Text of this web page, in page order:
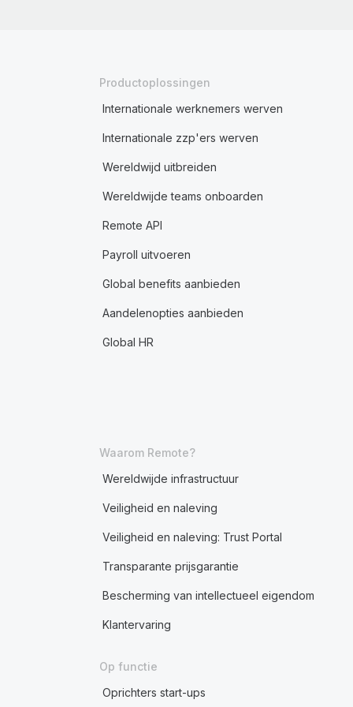
Productoplossingen
Internationale werknemers werven
Internationale zzp'ers werven
Wereldwijd uitbreiden
Wereldwijde teams onboarden
Remote API
Payroll uitvoeren
Global benefits aanbieden
Aandelenopties aanbieden
Global HR
Waarom Remote?
Wereldwijde infrastructuur
Veiligheid en naleving
Veiligheid en naleving: Trust Portal
Transparante prijsgarantie
Bescherming van intellectueel eigendom
Klantervaring
Op functie
Oprichters start-ups